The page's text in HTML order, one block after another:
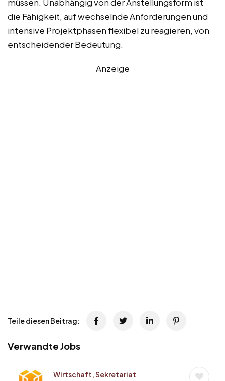
die Fähigkeit, auf wechselnde Anforderungen und
intensive Projektphasen flexibel zu reagieren, von
entscheidender Bedeutung.
Anzeige
Teile diesen Beitrag:
Verwandte Jobs
Wirtschaft, Sekretariat